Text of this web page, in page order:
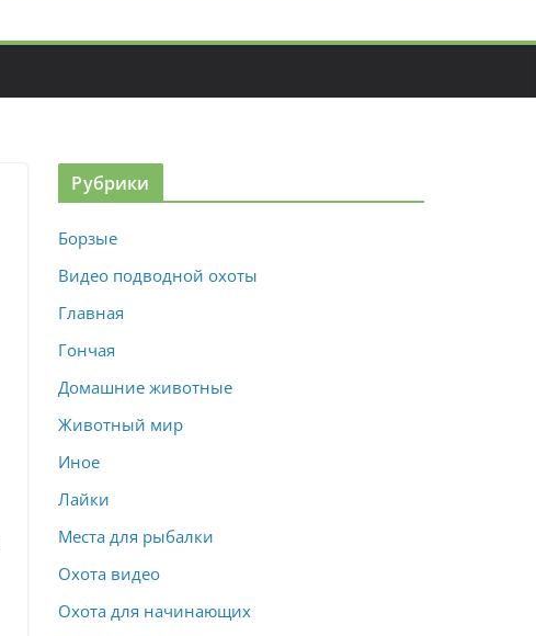
Рубрики
Борзые
Видео подводной охоты
Главная
Гончая
Домашние животные
Животный мир
Иное
Лайки
Места для рыбалки
Охота видео
Охота для начинающих